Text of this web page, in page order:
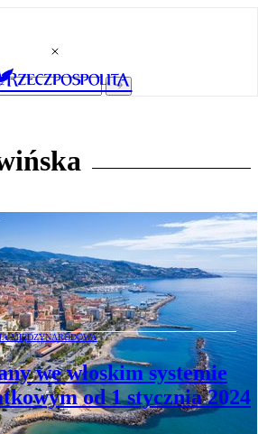
we Włoszech - nowe
z ulgi podatkowej od 1
MIĘDZYNARODOWA
we włoskim systemie
od 1 stycznia 2024